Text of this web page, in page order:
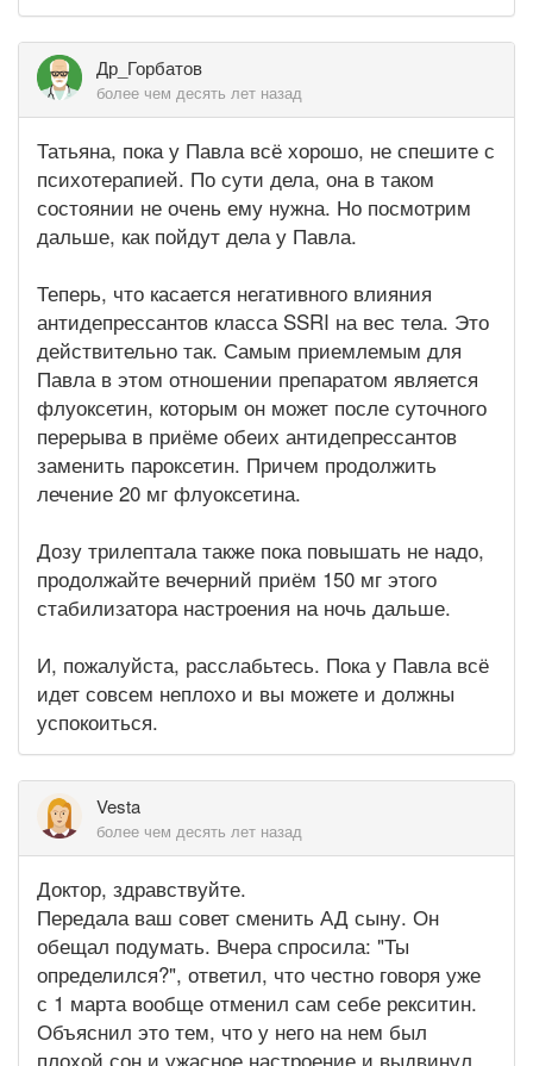
Др_Горбатов
более чем десять лет назад
Татьяна, пока у Павла всё хорошо, не спешите с
психотерапией. По сути дела, она в таком
состоянии не очень ему нужна. Но посмотрим
дальше, как пойдут дела у Павла.
Теперь, что касается негативного влияния
антидепрессантов класса SSRI на вес тела. Это
действительно так. Самым приемлемым для
Павла в этом отношении препаратом является
флуоксетин, которым он может после суточного
перерыва в приёме обеих антидепрессантов
заменить пароксетин. Причем продолжить
лечение 20 мг флуоксетина.
Дозу трилептала также пока повышать не надо,
продолжайте вечерний приём 150 мг этого
стабилизатора настроения на ночь дальше.
И, пожалуйста, расслабьтесь. Пока у Павла всё
идет совсем неплохо и вы можете и должны
успокоиться.
Vesta
более чем десять лет назад
Доктор, здравствуйте.
Передала ваш совет сменить АД сыну. Он
обещал подумать. Вчера спросила: "Ты
определился?", ответил, что честно говоря уже
с 1 марта вообще отменил сам себе рекситин.
Объяснил это тем, что у него на нем был
плохой сон и ужасное настроение и выдвинул